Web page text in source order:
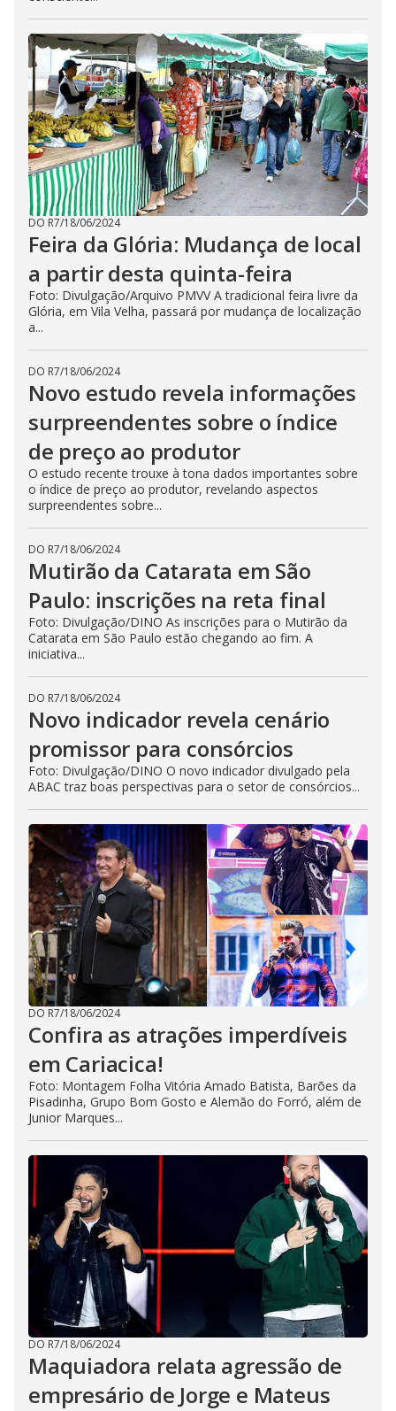
DO R7/18/06/2024
Feira da Glória: Mudança de local
a partir desta quinta-feira
Foto: Divulgação/Arquivo PMVV A tradicional feira livre da
Glória, em Vila Velha, passará por mudança de localização
a...
DO R7/18/06/2024
Novo estudo revela informações
surpreendentes sobre o índice
de preço ao produtor
O estudo recente trouxe à tona dados importantes sobre
o índice de preço ao produtor, revelando aspectos
surpreendentes sobre...
DO R7/18/06/2024
Mutirão da Catarata em São
Paulo: inscrições na reta final
Foto: Divulgação/DINO As inscrições para o Mutirão da
Catarata em São Paulo estão chegando ao fim. A
iniciativa...
DO R7/18/06/2024
Novo indicador revela cenário
promissor para consórcios
Foto: Divulgação/DINO O novo indicador divulgado pela
ABAC traz boas perspectivas para o setor de consórcios...
DO R7/18/06/2024
Confira as atrações imperdíveis
em Cariacica!
Foto: Montagem Folha Vitória Amado Batista, Barões da
Pisadinha, Grupo Bom Gosto e Alemão do Forró, além de
Junior Marques...
DO R7/18/06/2024
Maquiadora relata agressão de
empresário de Jorge e Mateus